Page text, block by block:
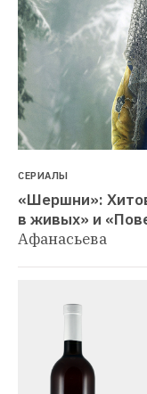
СЕРИАЛЫ
«Шершни»:
в живых» и
Афанасьева